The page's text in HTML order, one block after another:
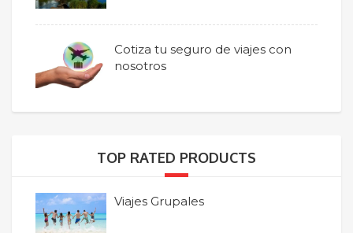
Cotiza tu seguro de viajes con
nosotros
TOP RATED PRODUCTS
Viajes Grupales